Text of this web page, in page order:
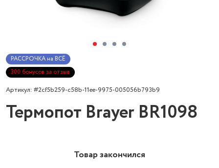
РАССРОЧКА на ВСЁ
300 бонусов за отзыв
Артикул: #2cf5b259-c58b-11ee-9975-005056b793b9
Термопот Brayer BR1098
Товар закончился